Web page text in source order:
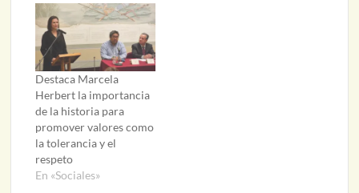
Destaca Marcela
Herbert la importancia
de la historia para
promover valores como
la tolerancia y el
respeto
En «Sociales»